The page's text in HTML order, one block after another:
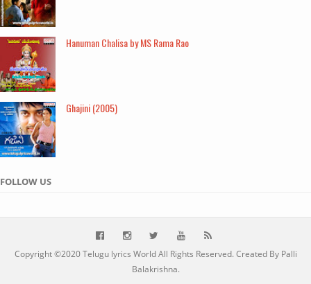
Hanuman Chalisa by MS Rama Rao
Ghajini (2005)
FOLLOW US
Copyright ©2020Telugu lyrics WorldAll Rights Reserved. Created By Palli
Balakrishna.